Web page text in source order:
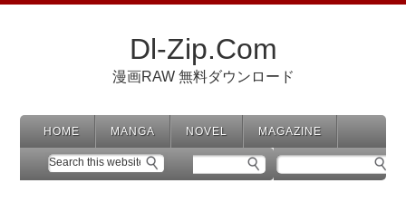
Dl-Zip.Com
漫画RAW 無料ダウンロード
HOME MANGA NOVEL MAGAZINE